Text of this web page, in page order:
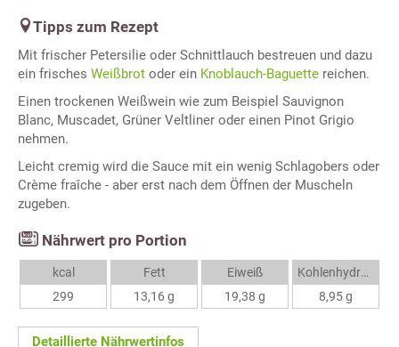
Tipps zum Rezept
Mit frischer Petersilie oder Schnittlauch bestreuen und dazu
ein frisches Weißbrot oder ein Knoblauch-Baguette reichen.
Einen trockenen Weißwein wie zum Beispiel Sauvignon
Blanc, Muscadet, Grüner Veltliner oder einen Pinot Grigio
nehmen.
Leicht cremig wird die Sauce mit ein wenig Schlagobers oder
Crème fraîche - aber erst nach dem Öffnen der Muscheln
zugeben.
Nährwert pro Portion
kcal
299
Fett
13,16 g
Eiweiß
19,38 g
Kohlenhydrate
8,95 g
Detaillierte Nährwertinfos